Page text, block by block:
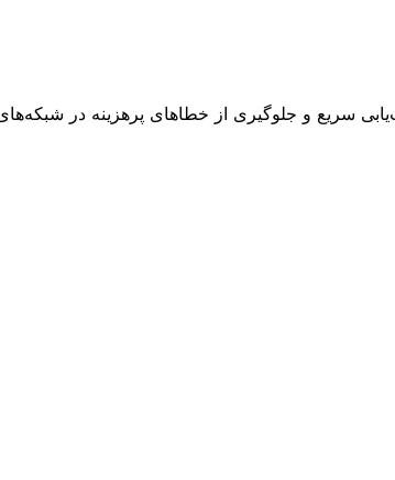
سریع و جلوگیری از خطاهای پرهزینه در